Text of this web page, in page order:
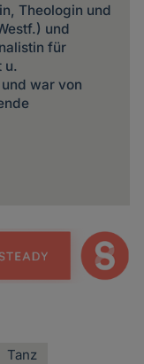
Theologin und
und
für
u.
und war von
Tanz